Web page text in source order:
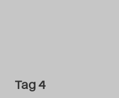
Tag 4